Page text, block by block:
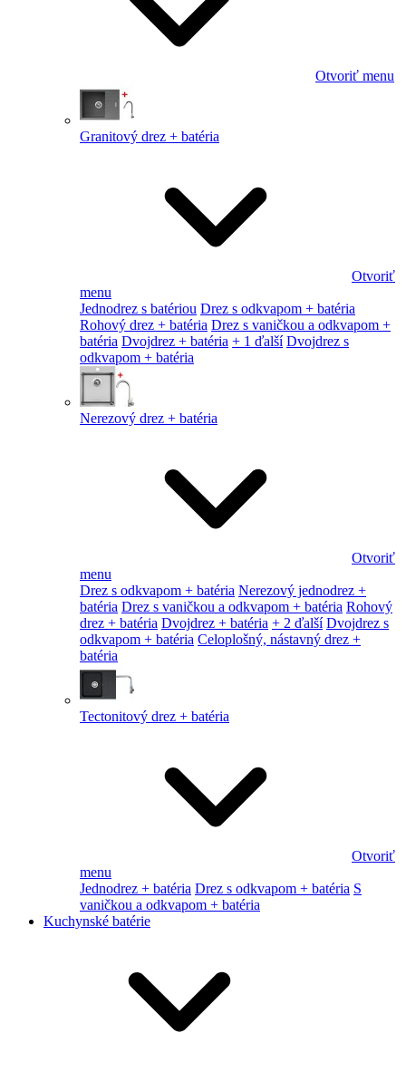
Otvoriť menu
Granitový drez + batéria
Otvoriť
menu
Jednodrez s batériou Drez s odkvapom + batéria
Rohový drez + batéria Drez s vaničkou a odkvapom +
batéria Dvojdrez + batéria + 1 ďalší Dvojdrez s
odkvapom + batéria
Nerezový drez + batéria
Otvoriť
menu
Drez s odkvapom + batéria Nerezový jednodrez +
batéria Drez s vaničkou a odkvapom + batéria Rohový
drez + batéria Dvojdrez + batéria + 2 ďalší Dvojdrez s
odkvapom + batéria Celoplošný, nástavný drez +
batéria
Tectonitový drez + batéria
Otvoriť
menu
Jednodrez + batéria Drez s odkvapom + batéria S
vaničkou a odkvapom + batéria
Kuchynské batérie